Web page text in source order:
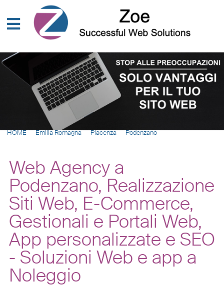
HOME Emilia Romagna Piacenza Podenzano
Web Agency a
Podenzano, Realizzazione
Siti Web, E-Commerce,
Gestionali e Portali Web,
App personalizzate e SEO
- Soluzioni Web e app a
Noleggio